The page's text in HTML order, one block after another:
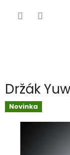
Držák
Novinka